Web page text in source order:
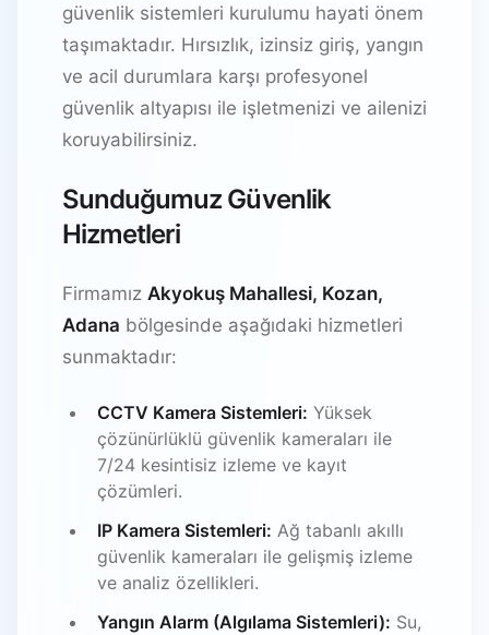
güvenlik sistemleri kurulumu hayati önem
taşımaktadır. Hırsızlık, izinsiz giriş, yangın
ve acil durumlara karşı profesyonel
güvenlik altyapısı ile işletmenizi ve ailenizi
koruyabilirsiniz.
Sunduğumuz Güvenlik
Hizmetleri
Firmamız Akyokuş Mahallesi, Kozan,
Adana bölgesinde aşağıdaki hizmetleri
sunmaktadır:
CCTV Kamera Sistemleri: Yüksek
çözünürlüklü güvenlik kameraları ile
7/24 kesintisiz izleme ve kayıt
çözümleri.
IP Kamera Sistemleri: Ağ tabanlı akıllı
güvenlik kameraları ile gelişmiş izleme
ve analiz özellikleri.
Yangın Alarm (Algılama Sistemleri): Su,